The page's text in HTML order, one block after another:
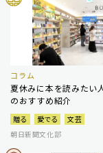
コラム
夏休みに本を読みた
のおすすめ紹介
贈る 愛でる
文芸
朝日新聞文化部